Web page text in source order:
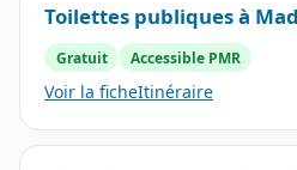
Toilettes publiques à
Gratuit Accessible PMR
Voir la ficheItinéraire